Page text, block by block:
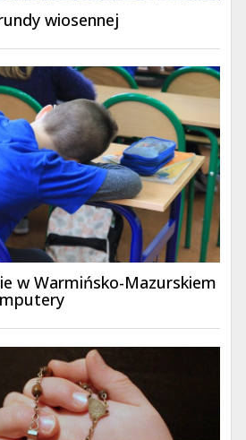
wiosennej
w Warmińsko-Mazurskiem